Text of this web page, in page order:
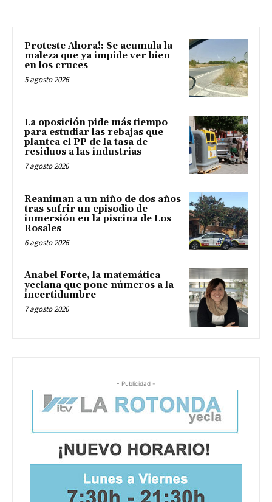
Proteste Ahora!: Se acumula la
maleza que ya impide ver bien
en los cruces
5 agosto 2026
La oposición pide más tiempo
para estudiar las rebajas que
plantea el PP de la tasa de
residuos a las industrias
7 agosto 2026
Reaniman a un niño de dos años
tras sufrir un episodio de
inmersión en la piscina de Los
Rosales
6 agosto 2026
Anabel Forte, la matemática
yeclana que pone números a la
incertidumbre
7 agosto 2026
- Publicidad -